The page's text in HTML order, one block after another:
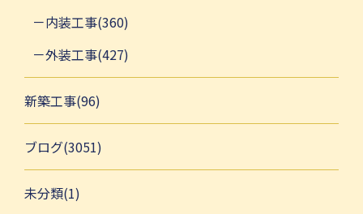
内装工事(360)
外装工事(427)
新築工事(96)
ブログ(3051)
未分類(1)